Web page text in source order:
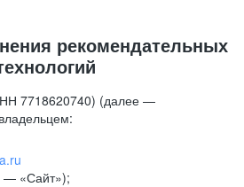
рекомендательных
7718620740) (далее —
— «Сайт»);